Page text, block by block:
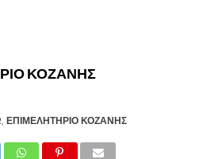
ΚΟΖΑΝΗΣ
ΕΠΙΜΕΛΗΤΉΡΙΟ ΚΟΖΆΝΗΣ